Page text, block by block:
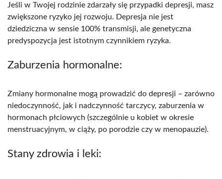
Jeśli w Twojej rodzinie zdarzały się przypadki depresji, masz
zwiększone ryzyko jej rozwoju. Depresja nie jest
dziedziczna w sensie 100% transmisji, ale genetyczna
predyspozycja jest istotnym czynnikiem ryzyka.​
Zaburzenia hormonalne:
Zmiany hormonalne mogą prowadzić do depresji – zarówno
niedoczynność, jak i nadczynność tarczycy, zaburzenia w
hormonach płciowych (szczególnie u kobiet w okresie
menstruacyjnym, w ciąży, po porodzie czy w menopauzie).​
Stany zdrowia i leki: